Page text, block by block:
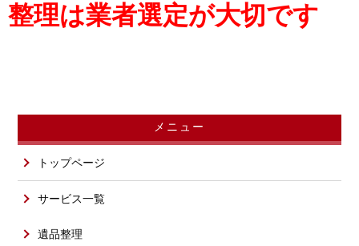
整理は業者選定が大切です
メニュー
トップページ
サービス一覧
遺品整理